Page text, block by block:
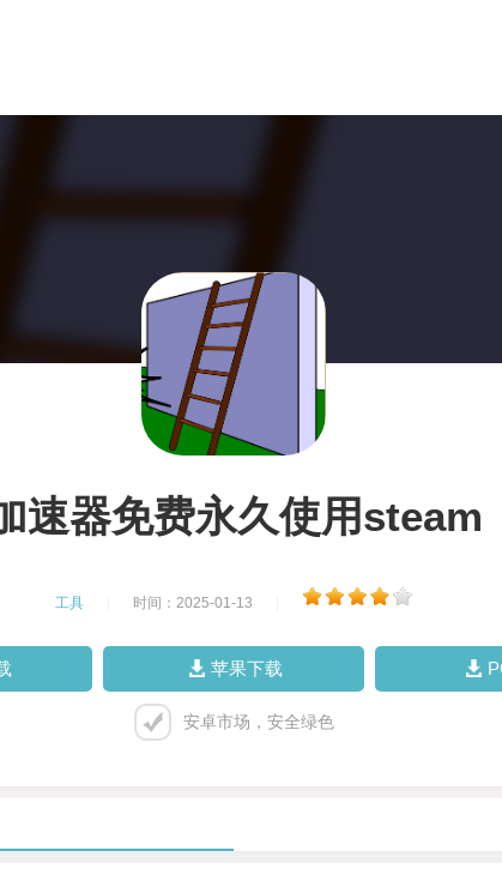
速器免费永久使用steam
工具 时间：2025-01-13
苹果下载
安卓市场，安全绿色